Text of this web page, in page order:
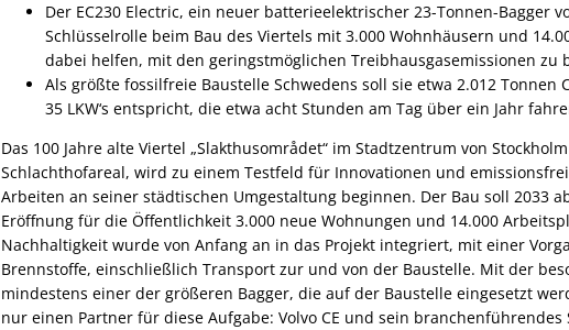
Der EC230 Electric, ein neuer batterieelektrischer 23-Tonnen-Bagger
Schlüsselrolle beim Bau des Viertels mit 3.000 Wohnhäusern und
dabei helfen, mit den geringstmöglichen Treibhausgasemissionen zu
Als größte fossilfreie Baustelle Schwedens soll sie etwa 2.012 Tonnen
35 LKW‘s entspricht, die etwa acht Stunden am Tag über ein Jahr
Das 100 Jahre alte Viertel „Slakthusområdet“ im Stadtzentrum von
Schlachthofareal, wird zu einem Testfeld für Innovationen und
Arbeiten an seiner städtischen Umgestaltung beginnen. Der Bau soll 2033
Eröffnung für die Öffentlichkeit 3.000 neue Wohnungen und 14.000
Nachhaltigkeit wurde von Anfang an in das Projekt integriert, mit einer
Brennstoffe, einschließlich Transport zur und von der Baustelle. Mit der
mindestens einer der größeren Bagger, die auf der Baustelle eingesetzt
nur einen Partner für diese Aufgabe: Volvo CE und sein